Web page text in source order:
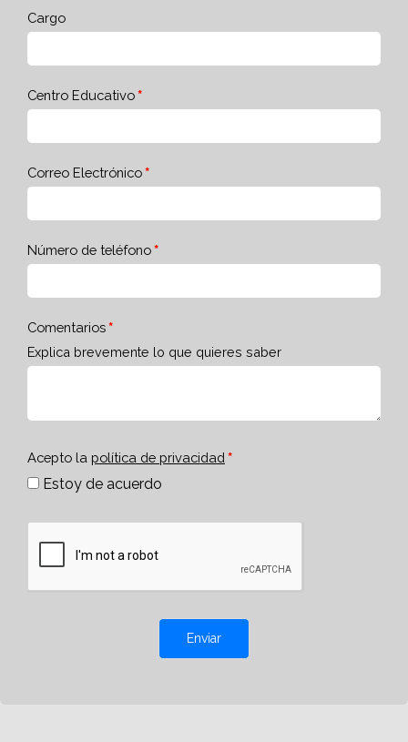
Cargo
Centro Educativo
Correo Electrónico
Número de teléfono
Comentarios
Explica brevemente lo que quieres saber
Acepto la política de privacidad
Estoy de acuerdo
Enviar